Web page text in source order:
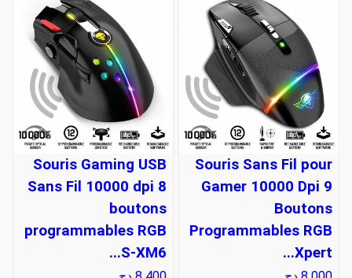
Souris Sans Fil pour
Gamer 10000 Dpi 9
Boutons
Programmables RGB
Xpert...
Souris Gaming USB
Sans Fil 10000 dpi 8
boutons
programmables RGB
S-XM6...